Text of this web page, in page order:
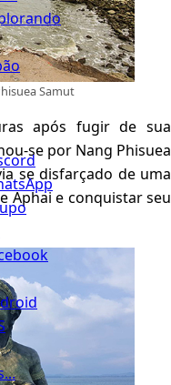
Samut
após fugir de sua
se por Nang Phisuea
se disfarçado de uma
Aphai e conquistar seu